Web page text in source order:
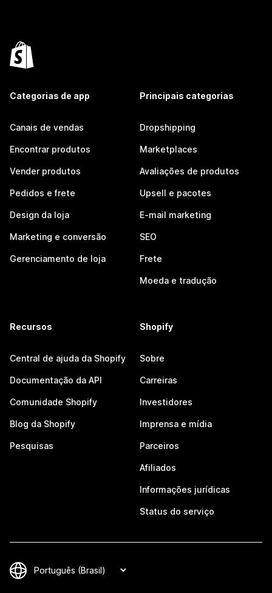
Categorias de app
Canais de vendas
Encontrar produtos
Vender produtos
Pedidos e frete
Design da loja
Marketing e conversão
Gerenciamento de loja
Principais categorias
Dropshipping
Marketplaces
Avaliações de produtos
Upsell e pacotes
E-mail marketing
SEO
Frete
Moeda e tradução
Recursos
Central de ajuda da Shopify
Documentação da API
Comunidade Shopify
Blog da Shopify
Pesquisas
Shopify
Sobre
Carreiras
Investidores
Imprensa e mídia
Parceiros
Afiliados
Informações jurídicas
Status do serviço